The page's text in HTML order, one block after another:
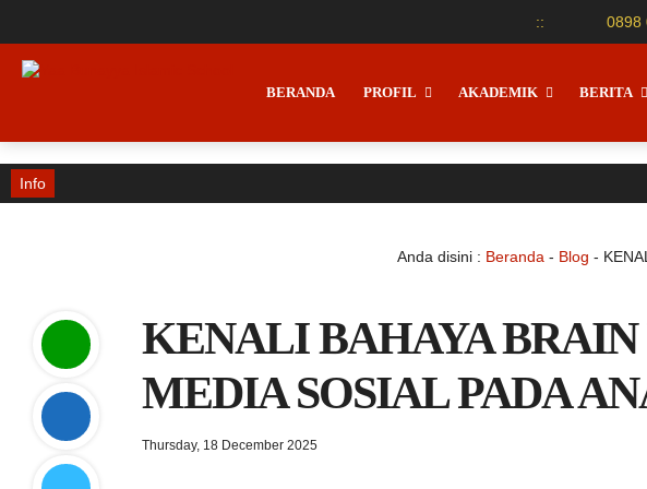
:: 0898
BERANDA PROFIL AKADEMIK BERITA
Info
Anda disini : Beranda - Blog -
KENALI BAHAYA
MEDIA SOSIAL PADA
Thursday, 18 December 2025